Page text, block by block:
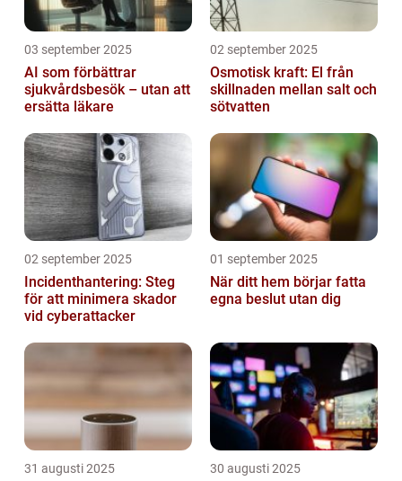
03 september 2025
AI som förbättrar
sjukvårdsbesök – utan att
ersätta läkare
02 september 2025
Osmotisk kraft: El från
skillnaden mellan salt och
sötvatten
02 september 2025
Incidenthantering: Steg
för att minimera skador
vid cyberattacker
01 september 2025
När ditt hem börjar fatta
egna beslut utan dig
31 augusti 2025 30 augusti 2025